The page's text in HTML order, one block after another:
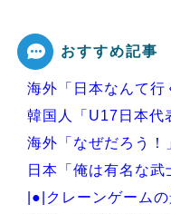
おすすめ記事
海外「日本なんて行
韓国人「U17日本代
海外「なぜだろう！
日本「俺は有名な
|●|クレーンゲーム